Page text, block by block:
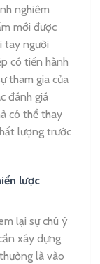
nghiêm
mới được
tay người
có tiến hành
tham gia của
đánh giá
có thể thay
lượng trước
lược
lại sự chú ý
xây dựng
là vào